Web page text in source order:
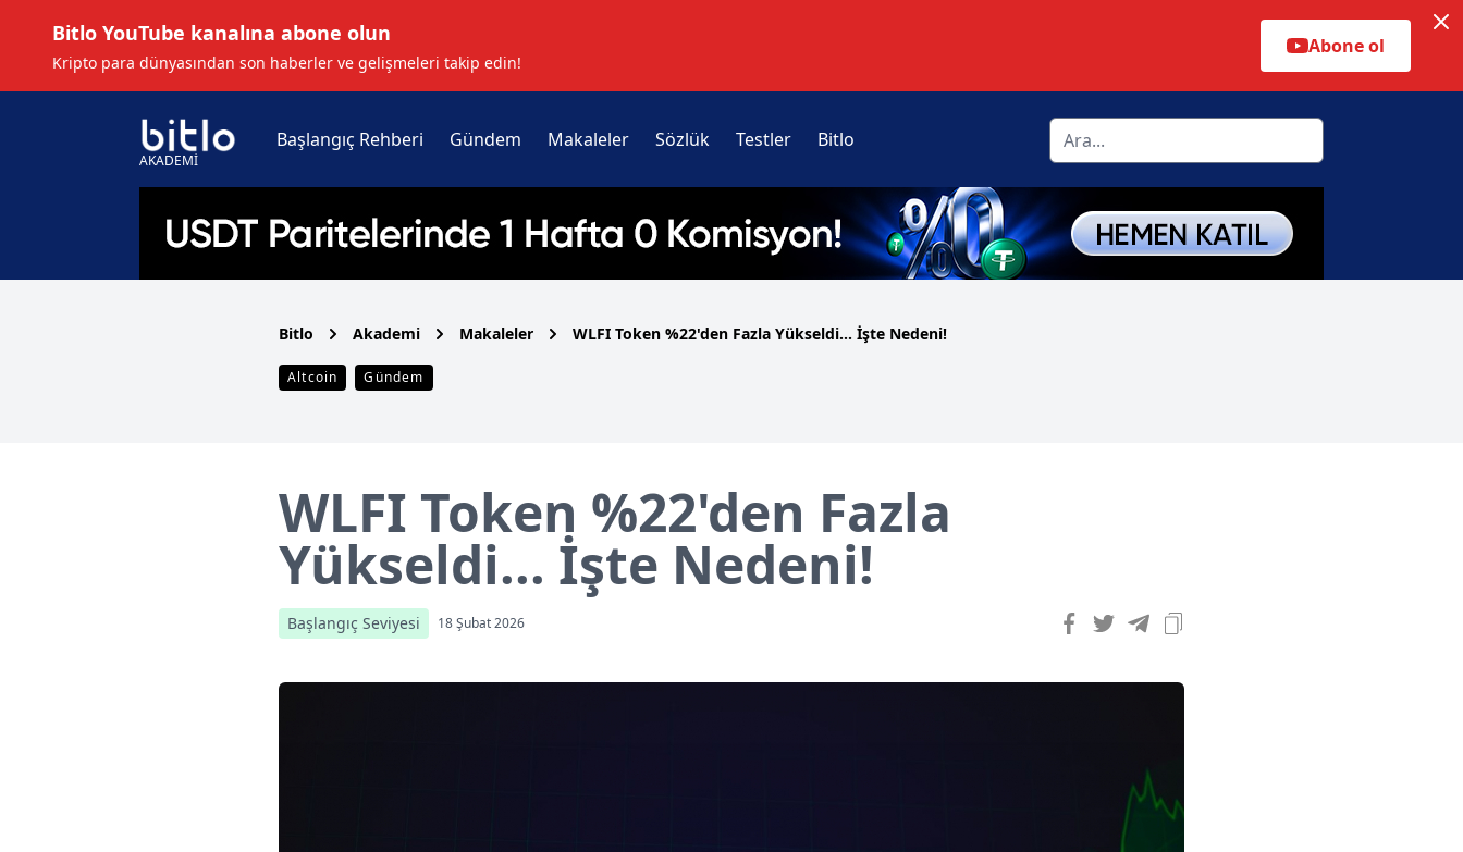
Bitlo YouTube kanalına abone olun
Kripto para dünyasından son haberler ve gelişmeleri takip edin!
Abone ol
AKADEMİ
Başlangıç Rehberi Gündem Makaleler Sözlük Testler Bitlo
Bitlo Akademi Makaleler WLFI Token %22'den Fazla Yükseldi... İşte Nedeni!
Altcoin Gündem
WLFI Token %22'den Fazla
Yükseldi... İşte Nedeni!
Başlangıç Seviyesi 18 Şubat 2026